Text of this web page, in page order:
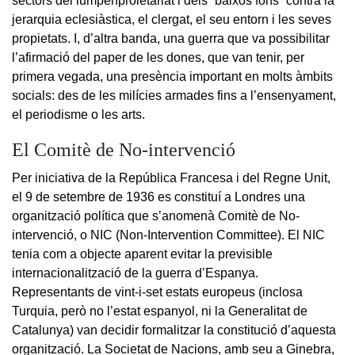
jerarquia eclesiàstica, el clergat, el seu entorn i les seves
propietats. I, d’altra banda, una guerra que va possibilitar
l’afirmació del paper de les dones, que van tenir, per
primera vegada, una presència important en molts àmbits
socials: des de les milícies armades fins a l’ensenyament,
el periodisme o les arts.
El Comitè de No-intervenció
Per iniciativa de la República Francesa i del Regne Unit,
el 9 de setembre de 1936 es constituí a Londres una
organització política que s’anomenà Comitè de No-
intervenció, o NIC (Non-Intervention Committee). El NIC
tenia com a objecte aparent evitar la previsible
internacionalització de la guerra d’Espanya.
Representants de vint-i-set estats europeus (inclosa
Turquia, però no l’estat espanyol, ni la Generalitat de
Catalunya) van decidir formalitzar la constitució d’aquesta
organització. La Societat de Nacions, amb seu a Ginebra,